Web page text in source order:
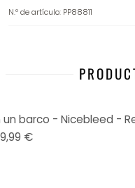
N.º de artículo: PP88811
€